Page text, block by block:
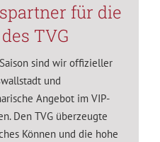
für die
TVG
sind wir offizieller
und
Angebot im VIP-
Den TVG überzeugte
Können und die hohe